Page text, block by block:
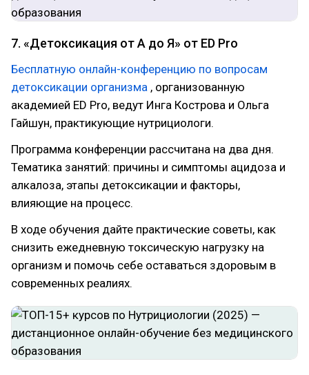
7. «Детоксикация от А до Я» от ED Pro
Бесплатную онлайн-конференцию по вопросам
детоксикации организма , организованную
академией ED Pro, ведут Инга Кострова и Ольга
Гайшун, практикующие нутрициологи.
Программа конференции рассчитана на два дня.
Тематика занятий: причины и симптомы ацидоза и
алкалоза, этапы детоксикации и факторы,
влияющие на процесс.
В ходе обучения дайте практические советы, как
снизить ежедневную токсическую нагрузку на
организм и помочь себе оставаться здоровым в
современных реалиях.